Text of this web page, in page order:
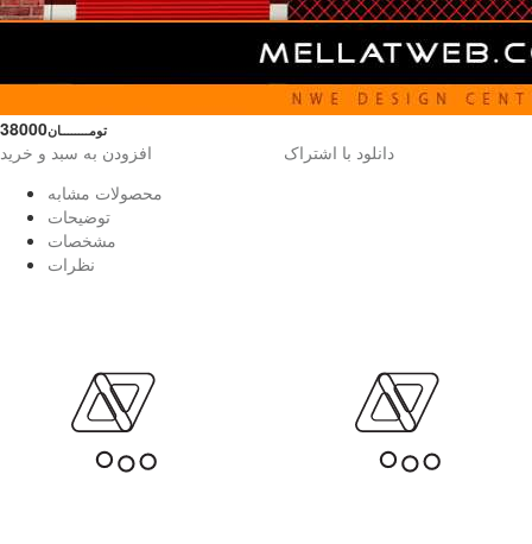
38000تومــــــــان
افزودن به سبد و خرید
دانلود با اشتراک
محصولات مشابه
توضیحات
مشخصات
نظرات